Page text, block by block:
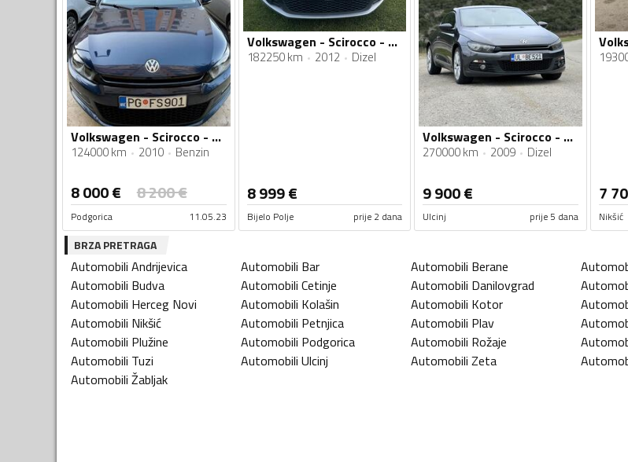
Volkswagen - Scirocco - 1.4 TSI
124000 km 2010 Benzin
8 000€ 8 200€
Podgorica 11.05.23
Volkswagen - Scirocco - 2.0TDI
182250 km 2012 Dizel
8 999€
Bijelo Polje prije 2 dana
Volkswagen - Scirocco - 2.0
270000 km 2009 Dizel
9 900€
Ulcinj prije 5 dana
7
Nikšić
BRZA PRETRAGA
Automobili Andrijevica Automobili Bar Automobili Berane
Automobili Budva Automobili Cetinje Automobili Danilovgrad
Automobili Herceg Novi Automobili Kolašin Automobili Kotor
Automobili Nikšić Automobili Petnjica Automobili Plav
Automobili Plužine Automobili Podgorica Automobili Rožaje
Automobili Tuzi Automobili Ulcinj Automobili Zeta
Automobili Žabljak